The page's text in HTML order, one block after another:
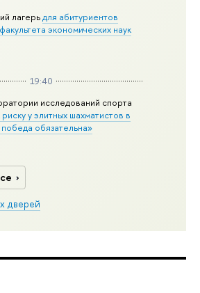
лагерь для абитуриентов
экономических наук
19:40
исследований спорта
у элитных шахматистов в
победа обязательна»
дверей